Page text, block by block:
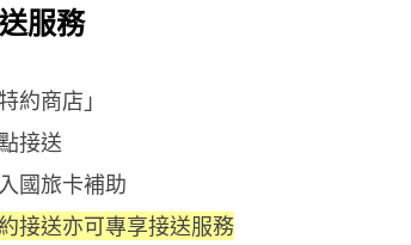
服務
約商店」
接送
國旅卡補助
接送亦可專享接送服務